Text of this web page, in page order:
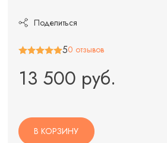
Поделиться
50 отзывов
13 500 руб.
В КОРЗИНУ